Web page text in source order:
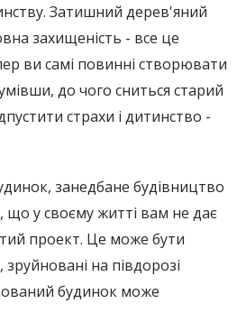
Затишний дерев'яний
захищеність - все це
ви самі повинні створювати
до чого сниться старий
страхи і дитинство -
занедбане будівництво
що у своєму житті вам не дає
проект. Це може бути
на півдорозі
будинок може